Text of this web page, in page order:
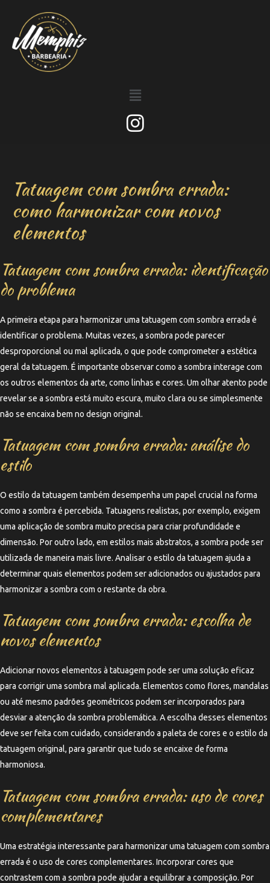
Tatuagem com sombra errada:
como harmonizar com novos
elementos
Tatuagem com sombra errada: identificação
do problema
A primeira etapa para harmonizar uma tatuagem com sombra errada é
identificar o problema. Muitas vezes, a sombra pode parecer
desproporcional ou mal aplicada, o que pode comprometer a estética
geral da tatuagem. É importante observar como a sombra interage com
os outros elementos da arte, como linhas e cores. Um olhar atento pode
revelar se a sombra está muito escura, muito clara ou se simplesmente
não se encaixa bem no design original.
Tatuagem com sombra errada: análise do
estilo
O estilo da tatuagem também desempenha um papel crucial na forma
como a sombra é percebida. Tatuagens realistas, por exemplo, exigem
uma aplicação de sombra muito precisa para criar profundidade e
dimensão. Por outro lado, em estilos mais abstratos, a sombra pode ser
utilizada de maneira mais livre. Analisar o estilo da tatuagem ajuda a
determinar quais elementos podem ser adicionados ou ajustados para
harmonizar a sombra com o restante da obra.
Tatuagem com sombra errada: escolha de
novos elementos
Adicionar novos elementos à tatuagem pode ser uma solução eficaz
para corrigir uma sombra mal aplicada. Elementos como flores, mandalas
ou até mesmo padrões geométricos podem ser incorporados para
desviar a atenção da sombra problemática. A escolha desses elementos
deve ser feita com cuidado, considerando a paleta de cores e o estilo da
tatuagem original, para garantir que tudo se encaixe de forma
harmoniosa.
Tatuagem com sombra errada: uso de cores
complementares
Uma estratégia interessante para harmonizar uma tatuagem com sombra
errada é o uso de cores complementares. Incorporar cores que
contrastem com a sombra pode ajudar a equilibrar a composição. Por